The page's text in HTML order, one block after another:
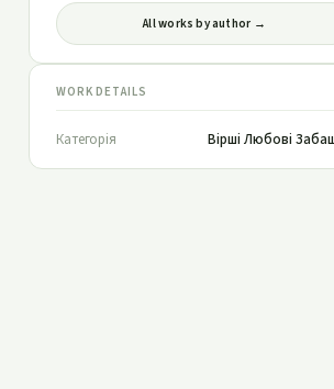
All works by author →
WORK DETAILS
Категорія Вірші Любові